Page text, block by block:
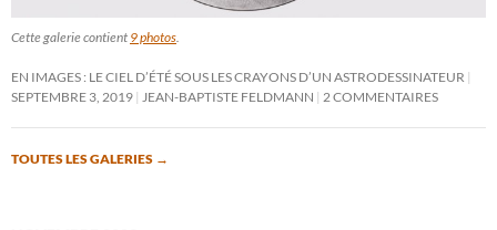
Cette galerie contient 9 photos
EN IMAGES : LE CIEL D’ÉTÉ SOUS LES CRAYONS D’UN ASTRODESSINATEUR
SEPTEMBRE 3, 2019
JEAN-BAPTISTE FELDMANN 2 COMMENTAIRES
TOUTES LES GALERIES →